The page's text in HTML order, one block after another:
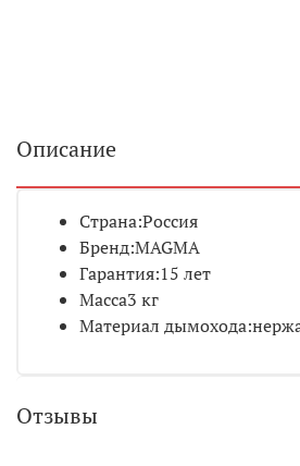
Описание
Страна:Россия
Бренд:MAGMA
Гарантия:15 лет
Масса3 кг
Материал дымохода:
Отзывы